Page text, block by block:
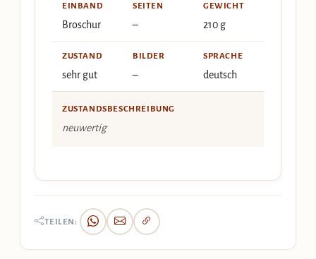
EINBAND
Broschur
SEITEN
–
GEWICHT
210 g
ZUSTAND
sehr gut
BILDER
–
SPRACHE
deutsch
ZUSTANDSBESCHREIBUNG
neuwertig
TEILEN: